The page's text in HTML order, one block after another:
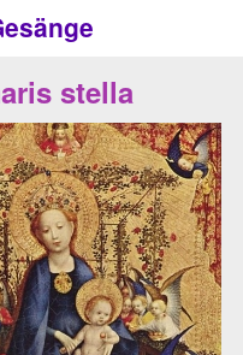
stella